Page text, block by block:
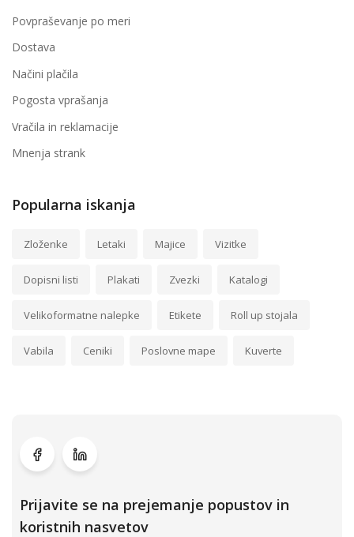
Povpraševanje po meri
Dostava
Načini plačila
Pogosta vprašanja
Vračila in reklamacije
Mnenja strank
Popularna iskanja
Zloženke Letaki Majice Vizitke
Dopisni listi Plakati Zvezki Katalogi
Velikoformatne nalepke Etikete Roll up stojala
Vabila Ceniki Poslovne mape Kuverte
Prijavite se na prejemanje popustov in
koristnih nasvetov